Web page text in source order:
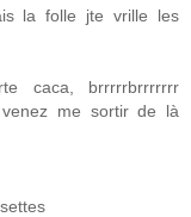
la folle jte vrille les
caca, brrrrrbrrrrrrr
me sortir de là